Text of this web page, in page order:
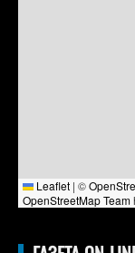
Leaflet | ©
OpenStreetMap Team